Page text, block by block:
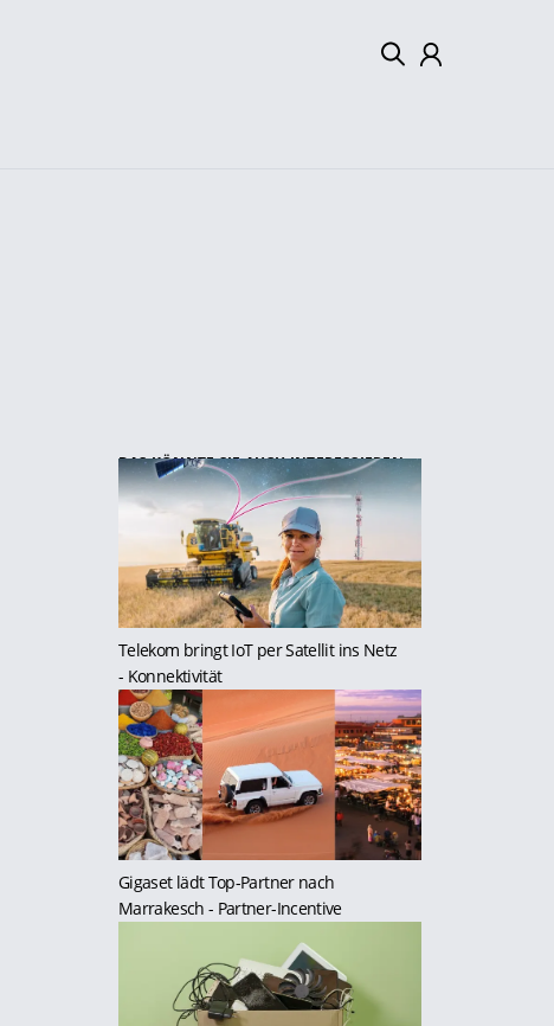
DAS KÖNNTE SIE AUCH INTERESSIEREN:
Telekom bringt IoT per Satellit ins Netz
- Konnektivität
Gigaset lädt Top-Partner nach
Marrakesch - Partner-Incentive